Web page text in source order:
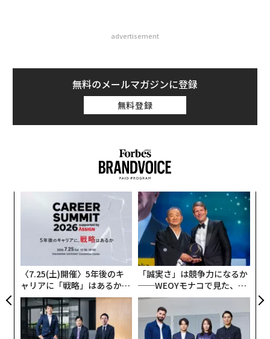
advertisement
無料のメールマガジンに登録
無料登録
〈7.25(土)開催〉5年後のキ
ャリアに「戦略」はあるか。
トップエグゼクティブのキャ
リアに触れる1日│CAREER S
UMMIT 2026
「誠実さ」は競争力になるか
──WEOYモナコで見た、く
ら寿司の経営哲学